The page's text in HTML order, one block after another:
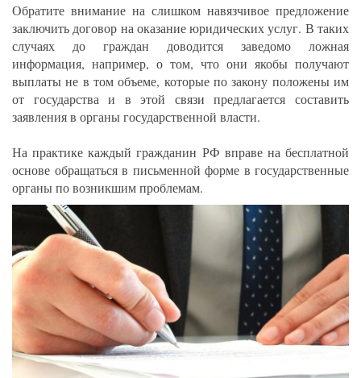
Обратите внимание на слишком навязчивое предложение
заключить договор на оказание юридических услуг. В таких
случаях до граждан доводится заведомо ложная
информация, например, о том, что они якобы получают
выплаты не в том объеме, которые по закону положены им
от государства и в этой связи предлагается составить
заявления в органы государственной власти.
На практике каждый гражданин РФ вправе на бесплатной
основе обращаться в письменной форме в государственные
органы по возникшим проблемам.